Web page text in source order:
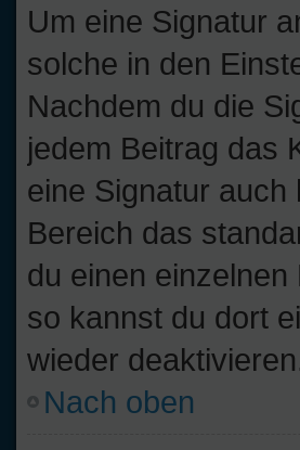
Um eine Signatur
solche in den
Nachdem du die
jedem Beitrag das
eine Signatur
Bereich das
du einen
so kannst du dort
wieder
Nach oben